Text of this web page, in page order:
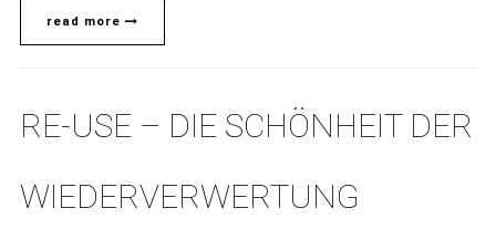
read more
RE-USE – DIE SCHÖNHEIT DER
WIEDERVERWERTUNG